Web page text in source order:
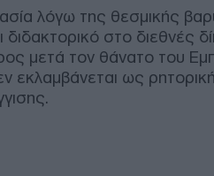
λόγω της θεσμικής
στο διεθνές
μετά τον θάνατο του
εκλαμβάνεται ως